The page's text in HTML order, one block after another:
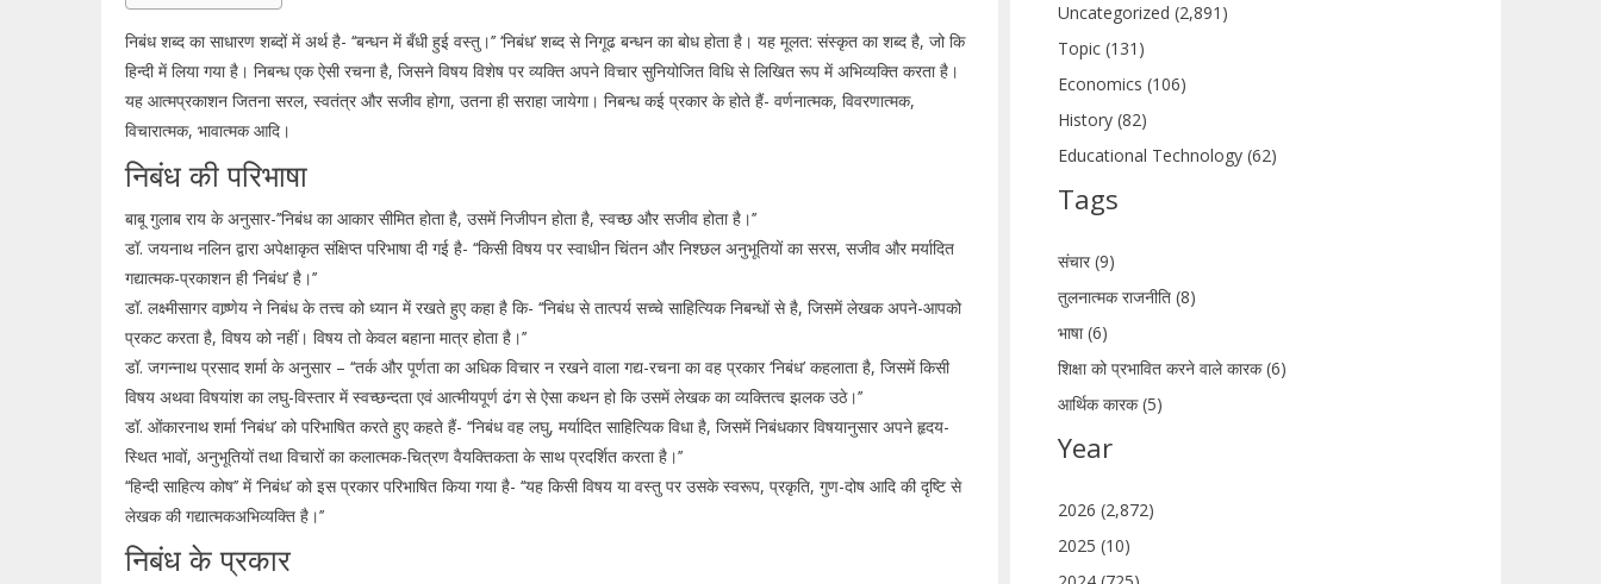
निबंध शब्द का साधारण शब्दों में अर्थ है- ‘‘बन्धन में बँधी हुई वस्तु।’’ ‘निबंध’ शब्द से निगूढ बन्धन का बोध होता है। यह मूलत: संस्कृत का शब्द है, जो कि
हिन्दी में लिया गया है। निबन्ध एक ऐसी रचना है, जिसने विषय विशेष पर व्यक्ति अपने विचार सुनियोजित विधि से लिखित रूप में अभिव्यक्ति करता है।
यह आत्मप्रकाशन जितना सरल, स्वतंत्र और सजीव होगा, उतना ही सराहा जायेगा। निबन्ध कई प्रकार के होते हैं- वर्णनात्मक, विवरणात्मक,
विचारात्मक, भावात्मक आदि।
निबंध की परिभाषा
बाबू गुलाब राय के अनुसार-’’निबंध का आकार सीमित होता है, उसमें निजीपन होता है, स्वच्छ और सजीव होता है।’’
डॉ. जयनाथ नलिन द्वारा अपेक्षाकृत संक्षिप्त परिभाषा दी गई है- ‘‘किसी विषय पर स्वाधीन चिंतन और निश्छल अनुभूतियों का सरस, सजीव और मर्यादित
गद्यात्मक-प्रकाशन ही ‘निबंध’ है।’’
डॉ. लक्ष्मीसागर वाष्र्णेय ने निबंध के तत्त्व को ध्यान में रखते हुए कहा है कि- ‘‘निबंध से तात्पर्य सच्चे साहित्यिक निबन्धों से है, जिसमें लेखक अपने-आपको
प्रकट करता है, विषय को नहीं। विषय तो केवल बहाना मात्र होता है।’’
डॉ. जगन्नाथ प्रसाद शर्मा के अनुसार – ‘‘तर्क और पूर्णता का अधिक विचार न रखने वाला गद्य-रचना का वह प्रकार ‘निबंध’ कहलाता है, जिसमें किसी
विषय अथवा विषयांश का लघु-विस्तार में स्वच्छन्दता एवं आत्मीयपूर्ण ढंग से ऐसा कथन हो कि उसमें लेखक का व्यक्तित्व झलक उठे।’’
डॉ. ओंकारनाथ शर्मा ‘निबंध’ को परिभाषित करते हुए कहते हैं- ‘‘निबंध वह लघु, मर्यादित साहित्यिक विधा है, जिसमें निबंधकार विषयानुसार अपने हृदय-
स्थित भावों, अनुभूतियों तथा विचारों का कलात्मक-चित्रण वैयक्तिकता के साथ प्रदर्शित करता है।’’
‘‘हिन्दी साहित्य कोष’’ में ‘निबंध’ को इस प्रकार परिभाषित किया गया है- ‘‘यह किसी विषय या वस्तु पर उसके स्वरूप, प्रकृति, गुण-दोष आदि की दृष्टि से
लेखक की गद्यात्मकअभिव्यक्ति है।’’
निबंध के प्रकार
Uncategorized (2,891)
Topic (131)
Economics (106)
History (82)
Educational Technology (62)
Tags
संचार (9)
तुलनात्मक राजनीति (8)
भाषा (6)
शिक्षा को प्रभावित करने वाले कारक (6)
आर्थिक कारक (5)
Year
2026 (2,872)
2025 (10)